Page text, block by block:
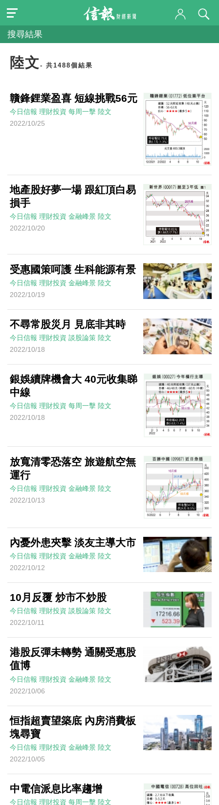
搜尋結果
陸文 - 共1488個結果
贛鋒鋰業盈喜 短線挑戰56元
今日信報 理財投資 每周一擊 陸文
2022/10/25
地產股好夢一場 跟紅頂白易
損手
今日信報 理財投資 金融峰景 陸文
2022/10/20
受惠國策呵護 生科能源有景
今日信報 理財投資 金融峰景 陸文
2022/10/19
不尋常股災月 見底非其時
今日信報 理財投資 談股論策 陸文
2022/10/18
銀娛續牌機會大 40元收集睇
中線
今日信報 理財投資 每周一擊 陸文
2022/10/18
放寬清零恐落空 旅遊航空無
運行
今日信報 理財投資 金融峰景 陸文
2022/10/13
內憂外患夾擊 淡友主導大市
今日信報 理財投資 金融峰景 陸文
2022/10/12
10月反覆 炒市不炒股
今日信報 理財投資 談股論策 陸文
2022/10/11
港股反彈未轉勢 通關受惠股
值博
今日信報 理財投資 金融峰景 陸文
2022/10/06
恒指超賣望築底 內房消費板
塊尋寶
今日信報 理財投資 金融峰景 陸文
2022/10/05
中電信派息比率趨增
今日信報 理財投資 每周一擊 陸文